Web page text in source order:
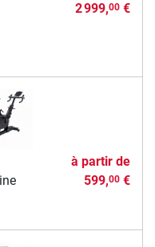
2 999,00€
à partir de
599,00€